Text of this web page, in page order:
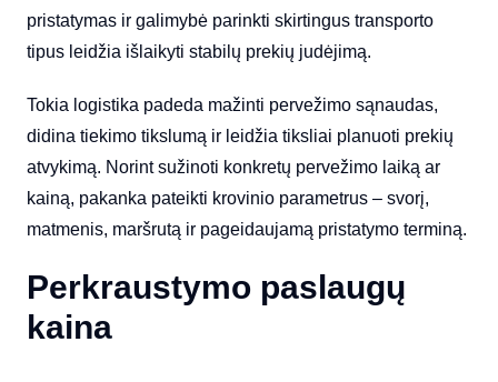
pristatymas ir galimybė parinkti skirtingus transporto
tipus leidžia išlaikyti stabilų prekių judėjimą.
Tokia logistika padeda mažinti pervežimo sąnaudas,
didina tiekimo tikslumą ir leidžia tiksliai planuoti prekių
atvykimą. Norint sužinoti konkretų pervežimo laiką ar
kainą, pakanka pateikti krovinio parametrus – svorį,
matmenis, maršrutą ir pageidaujamą pristatymo terminą.
Perkraustymo paslaugų
kaina